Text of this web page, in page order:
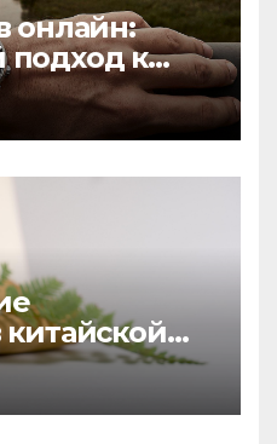
онлайн:
к
усталости